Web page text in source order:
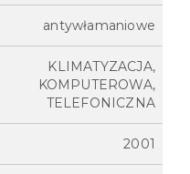
antywłamaniowe
KLIMATYZACJA,
KOMPUTEROWA,
TELEFONICZNA
2001